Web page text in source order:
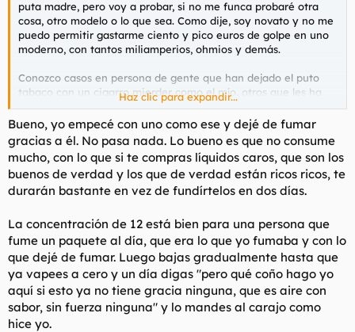
puta madre, pero voy a probar, si no me funca probaré otra
cosa, otro modelo o lo que sea. Como dije, soy novato y no me
puedo permitir gastarme ciento y pico euros de golpe en uno
moderno, con tantos miliamperios, ohmios y demás.
Conozco casos en persona de gente que han dejado el puto
tabaco con un cigarro mierder como el mío, otros que les ha
costado un año y gastándose un buen dinero en varios
modelos, lo que he hecho es un poco lotería, pero tengo que
arriesgarme. Lo del líquido con sabor a tabaco, claro, no va a
ser la ostia, pero sí se agradece que al menos la experiencia
sea lo más parecida posible y no se sufra por el mono.
@ilovegintonic, ahora que te pillo aquí,¿qué cantidad de
(+de 20 años de fumador)?
Haz clic para expandir...
Bueno, yo empecé con uno como ese y dejé de fumar
gracias a él. No pasa nada. Lo bueno es que no consume
mucho, con lo que si te compras líquidos caros, que son los
buenos de verdad y los que de verdad están ricos ricos, te
durarán bastante en vez de fundírtelos en dos días.
La concentración de 12 está bien para una persona que
fume un paquete al día, que era lo que yo fumaba y con lo
que dejé de fumar. Luego bajas gradualmente hasta que
ya vapees a cero y un día digas "pero qué coño hago yo
aquí si esto ya no tiene gracia ninguna, que es aire con
sabor, sin fuerza ninguna" y lo mandes al carajo como
hice yo.